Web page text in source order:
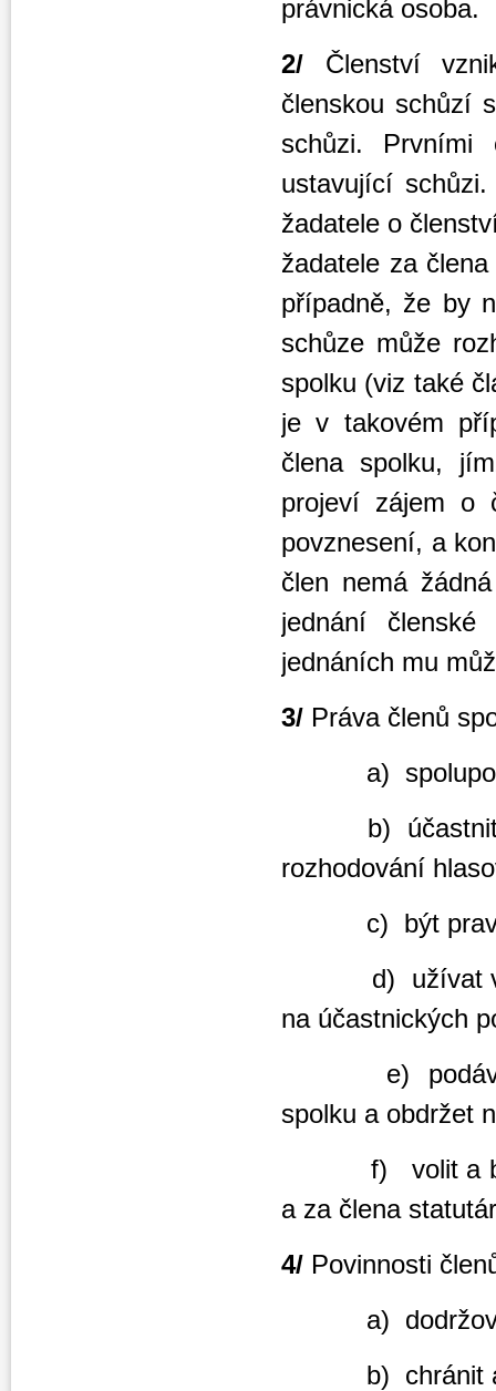
právnická osoba.
2/ Členství
členskou schůzí
schůzi.
ustavující
žadatele o
žadatele za
případně, že by
schůze může
spolku (viz také
je v takovém
člena spolku,
projeví zájem o
povznesení, a
člen nemá
jednání
jednáních mu
3/ Práva členů
a)
b) účastnit se
rozhodování
c) být
d) užívat
na účastnických
e) podávat
spolku a obdržet
f) volit a být
a za člena
4/ Povinnosti
a) dodržovat
b) chránit a